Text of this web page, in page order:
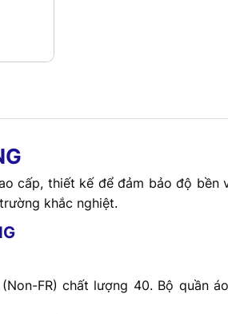
cấp, thiết kế để đảm bảo độ bền
khắc nghiệt.
FR) chất lượng 40. Bộ quần